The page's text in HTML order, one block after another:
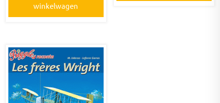
winkelwagen